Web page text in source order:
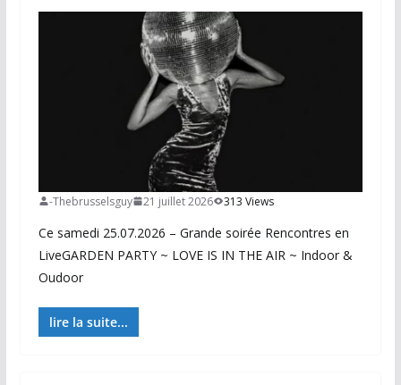
-Thebrusselsguy 21 juillet 2026 313 Views
Ce samedi 25.07.2026 – Grande soirée Rencontres en
LiveGARDEN PARTY ~ LOVE IS IN THE AIR ~ Indoor &
Oudoor
lire la suite...